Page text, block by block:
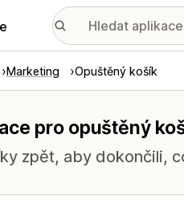
Marketing Opuštěný košík
pro opuštěný
zpět, aby dokončili,